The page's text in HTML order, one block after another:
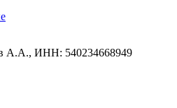
А.А., ИНН: 540234668949